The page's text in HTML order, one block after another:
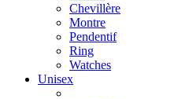
Chevillère
Montre
Pendentif
Ring
Watches
Unisex